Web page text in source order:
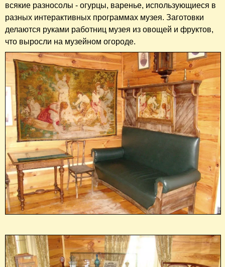
всякие разносолы - огурцы, варенье, использующиеся в
разных интерактивных программах музея. Заготовки
делаются руками работниц музея из овощей и фруктов,
что выросли на музейном огороде.